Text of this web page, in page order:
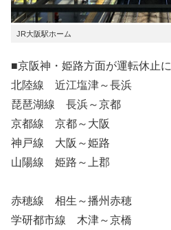
JR大阪駅ホーム
■京阪神・姫路方面が運転休止に
北陸線 近江塩津～長浜
琵琶湖線 長浜～京都
京都線 京都～大阪
神戸線 大阪～姫路
山陽線 姫路～上郡
赤穂線 相生～播州赤穂
学研都市線 木津～京橋